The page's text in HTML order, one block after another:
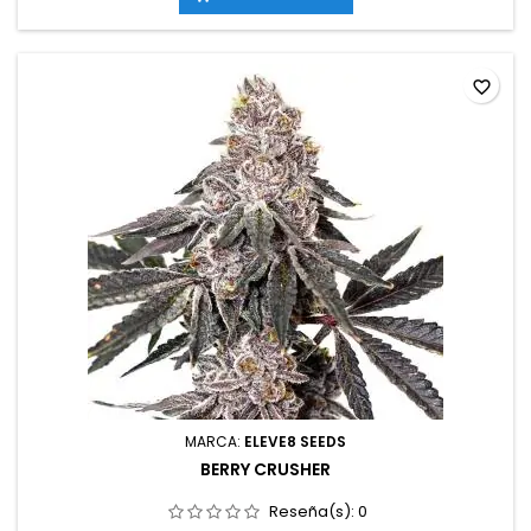
interior; hasta 200 cm en exteriorAromas y sabores: Dulce y...
MARCA: ELEVE8 SEEDS
BERRY CRUSHER
Reseña(s): 0
favorite_border